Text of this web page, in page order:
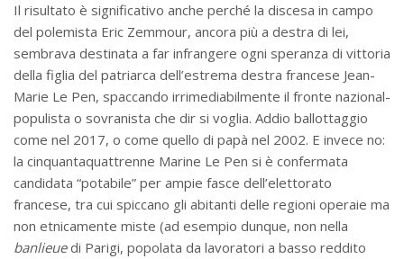
Il risultato è significativo anche perché la discesa in campo
del polemista Eric Zemmour, ancora più a destra di lei,
sembrava destinata a far infrangere ogni speranza di vittoria
della figlia del patriarca dell’estrema destra francese Jean-
Marie Le Pen, spaccando irrimediabilmente il fronte nazional-
populista o sovranista che dir si voglia. Addio ballottaggio
come nel 2017, o come quello di papà nel 2002. E invece no:
la cinquantaquattrenne Marine Le Pen si è confermata
candidata “potabile” per ampie fasce dell’elettorato
francese, tra cui spiccano gli abitanti delle regioni operaie ma
non etnicamente miste (ad esempio dunque, non nella
banlieuedi Parigi, popolata da lavoratori a basso reddito